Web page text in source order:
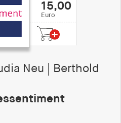
15,00
Euro
Neu | Berthold